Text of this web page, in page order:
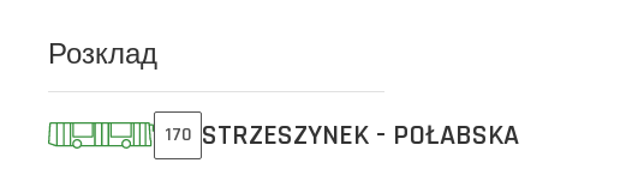
Розклад
170 STRZESZYNEK - POŁABSKA